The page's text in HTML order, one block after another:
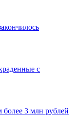
с
более 3 млн рублей